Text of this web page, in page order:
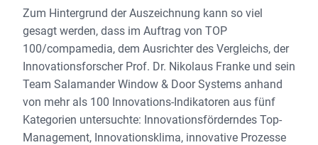
Zum Hintergrund der Auszeichnung kann so viel
gesagt werden, dass im Auftrag von TOP
100/compamedia, dem Ausrichter des Vergleichs, der
Innovationsforscher Prof. Dr. Nikolaus Franke und sein
Team Salamander Window & Door Systems anhand
von mehr als 100 Innovations-Indikatoren aus fünf
Kategorien untersuchte: Innovationsförderndes Top-
Management, Innovationsklima, innovative Prozesse